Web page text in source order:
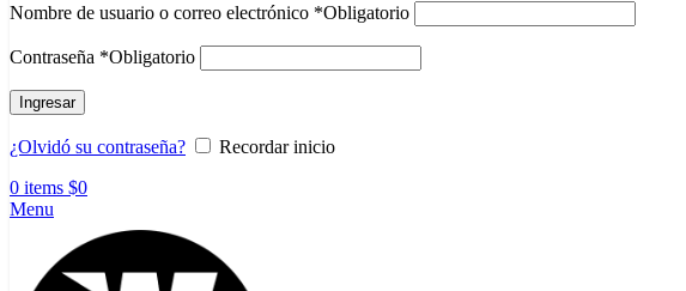
Nombre de usuario o correo electrónico *Obligatorio
Contraseña *Obligatorio
Ingresar
¿Olvidó su contraseña?
Recordar inicio
0 items $0
Menu